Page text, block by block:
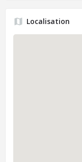
Localisation